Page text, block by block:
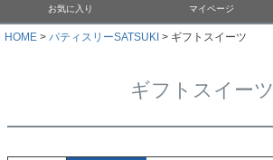
お気に入り マイページ
HOME パティスリーSATSUKI ギフトスイーツ
ギフトスイーツ